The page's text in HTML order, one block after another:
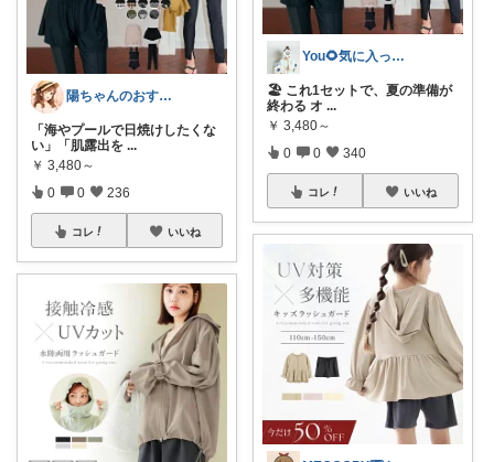
陽ちゃんのおすすめROOM
「海やプールで日焼けしたくな
い」「肌露出を ...
￥ 3,480～
0 0 236
コレ いいね
You🌻気に入ったもの正直レビュー
🏖 これ1セットで、夏の準備が
終わる オ ...
￥ 3,480～
0 0 340
コレ いいね